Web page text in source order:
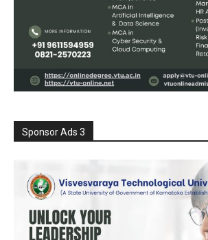
Sponsor Ads 3